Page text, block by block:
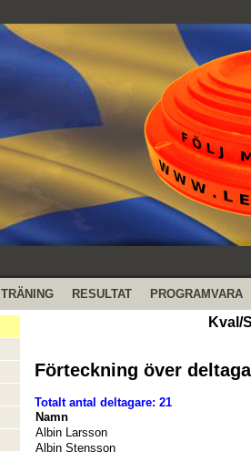
TRÄNING RESULTAT PROGRAMVARA
Kval/
Förteckning över
Totalt antal deltagare: 21
Namn
Albin Larsson
Albin Stensson